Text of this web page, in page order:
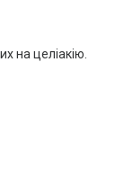
на целіакію.